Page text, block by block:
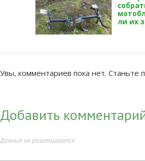
ли их
Увы, комментариев пока нет. Станьте
Добавить
Данные не разглашаются